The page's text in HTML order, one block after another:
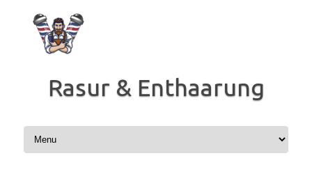
Inhalt
springen
Rasur & Enthaarung